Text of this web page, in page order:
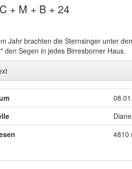
+ M + B + 24
Jahr brachten die Sternsinger unter
den Segen in jedes Birresborner Haus.
4810